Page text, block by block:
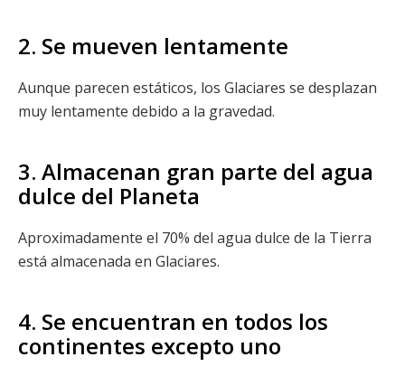
2. Se mueven lentamente
Aunque parecen estáticos, los Glaciares se desplazan
muy lentamente debido a la gravedad.
3. Almacenan gran parte del agua
dulce del Planeta
Aproximadamente el 70% del agua dulce de la Tierra
está almacenada en Glaciares.
4. Se encuentran en todos los
continentes excepto uno